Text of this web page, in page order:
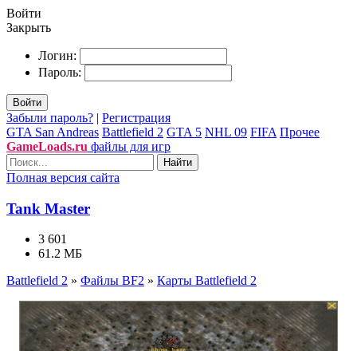
Войти
Закрыть
Логин:
Пароль:
Войти
Забыли пароль? | Регистрация
GTA San Andreas Battlefield 2 GTA 5 NHL 09 FIFA Прочее
GameLoads.ru файлы для игр
Найти
Полная версия сайта
Tank Master
3 601
61.2 МБ
Battlefield 2 » Файлы BF2 » Карты Battlefield 2